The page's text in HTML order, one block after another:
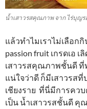
น้ำเสาวรสคุณภาพ จาก ไร่บุญร
แล้วทำไมเราไม่เลือก
passion fruit เกรดเอ
เสาวรสคุณภาพชั้นดี ที่
แน่ใจว่าดี ก็มีเสาวรส
เชียงราย ที่นี่มีการคว
เป็น น้ำเสาวรสชั้นดี คุ